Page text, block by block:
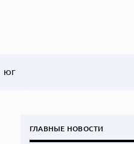
ЮГ
ГЛАВНЫЕ НОВОСТИ